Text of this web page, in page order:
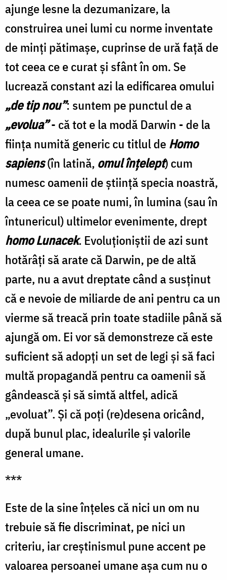
ajunge lesne la dezumanizare, la
construirea unei lumi cu norme inventate
de minţi pătimaşe, cuprinse de ură faţă de
tot ceea ce e curat şi sfânt în om. Se
lucrează constant azi la edificarea omului
„de tip nou”: suntem pe punctul de a
„evolua”- că tot e la modă Darwin - de la
fiinţa numită generic cu titlul deHomo
sapiens(în latină, omul înţelept) cum
numesc oamenii de ştiinţă specia noastră,
la ceea ce se poate numi, în lumina (sau în
întunericul) ultimelor evenimente, drept
homo Lunacek. Evoluţioniştii de azi sunt
hotărâţi să arate că Darwin, pe de altă
parte, nu a avut dreptate când a susţinut
că e nevoie de miliarde de ani pentru ca un
vierme să treacă prin toate stadiile până să
ajungă om. Ei vor să demonstreze că este
suficient să adopţi un set de legi şi să faci
multă propagandă pentru ca oamenii să
gândească şi să simtă altfel, adică
„evoluat”. Şi că poţi (re)desena oricând,
după bunul plac, idealurile şi valorile
general umane.
***
Este de la sine înţeles că nici un om nu
trebuie să fie discriminat, pe nici un
criteriu, iar creştinismul pune accent pe
valoarea persoanei umane aşa cum nu o